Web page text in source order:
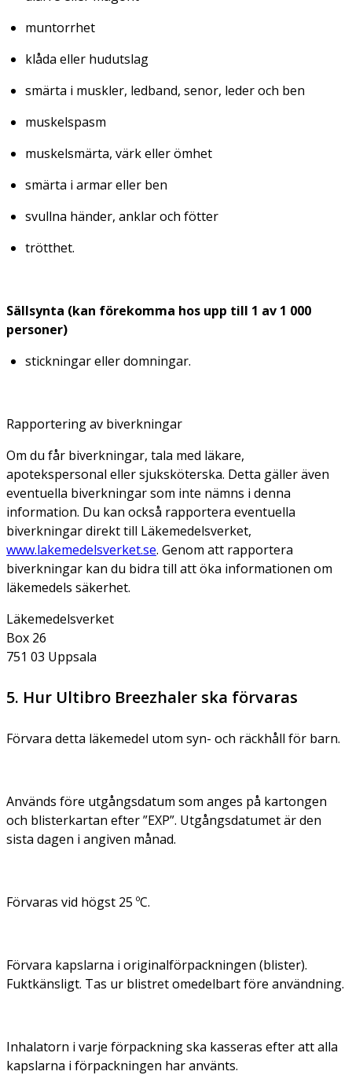
muntorrhet
klåda eller hudutslag
smärta i muskler, ledband, senor, leder och ben
muskelspasm
muskelsmärta, värk eller ömhet
smärta i armar eller ben
svullna händer, anklar och fötter
trötthet.
Sällsynta (kan förekomma hos upp till 1 av 1 000
personer)
stickningar eller domningar.
Rapportering av biverkningar
Om du får biverkningar, tala med läkare,
apotekspersonal eller sjuksköterska. Detta gäller även
eventuella biverkningar som inte nämns i denna
information. Du kan också rapportera eventuella
biverkningar direkt till Läkemedelsverket,
www.lakemedelsverket.se. Genom att rapportera
biverkningar kan du bidra till att öka informationen om
läkemedels säkerhet.
Läkemedelsverket
Box 26
751 03 Uppsala
5. Hur Ultibro Breezhaler ska förvaras
Förvara detta läkemedel utom syn- och räckhåll för barn.
Används före utgångsdatum som anges på kartongen
och blisterkartan efter ”EXP”. Utgångsdatumet är den
sista dagen i angiven månad.
Förvaras vid högst 25 ºC.
Förvara kapslarna i originalförpackningen (blister).
Fuktkänsligt. Tas ur blistret omedelbart före användning.
Inhalatorn i varje förpackning ska kasseras efter att alla
kapslarna i förpackningen har använts.